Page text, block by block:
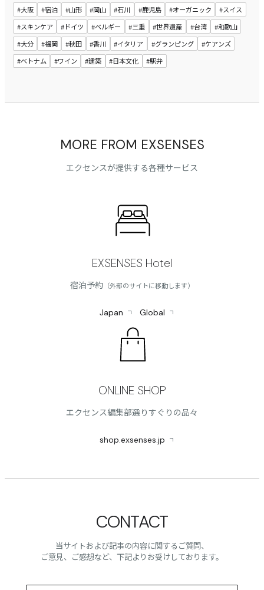
#大阪
#宿泊 #山形 #岡山 #石川 #鹿児島 #オーガニック
#スイス
#スキンケア
#ドイツ #ベルギー #三重 #世界遺産 #台湾
#和歌山
#大分
#福岡 #秋田 #香川 #イタリア #グランピング
#ケアンズ
#ベトナム
#ワイン #建築 #日本文化 #駅弁
MORE FROM EXSENSES
エクセンスが提供する各種サービス
EXSENSES Hotel
宿泊予約 （外部のサイトに移動します）
Japan Global
ONLINE SHOP
エクセンス編集部選りすぐりの品々
shop.exsenses.jp
CONTACT
当サイトおよび記事の内容に関するご質問、
ご意見、ご感想など、下記よりお受けしております。